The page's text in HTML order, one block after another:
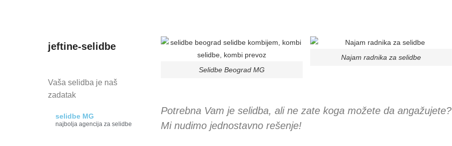
jeftine-selidbe
Vaša selidba je naš
zadatak
selidbe MG
najbolja agencija za selidbe
Selidbe Beograd MG
Najam radnika za selidbe
Potrebna Vam je selidba, ali ne zate koga možete da angažujete?
Mi nudimo jednostavno rešenje!